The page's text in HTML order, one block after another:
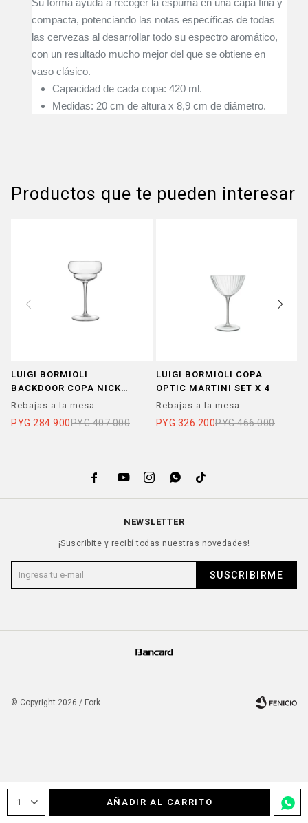
1 AÑADIR AL CARRITO
Su forma ayuda a recoger la espuma en una capa fina y
compacta, potenciando las notas específicas de todas
las cervezas al desarrollar todo su espectro aromático,
con un resultado mucho mejor del que se obtiene en
vaso clásico.
Capacidad de cada copa: 420 ml.
Medidas: 20 cm de altura x 8,9 cm de diámetro.
Productos que te pueden interesar
LUIGI BORMIOLI
BACKDOOR COPA NICK
NORA SET X 6
Rebajas a la mesa
PYG 284.900PYG 407.000
LUIGI BORMIOLI COPA
OPTIC MARTINI SET X 4
Rebajas a la mesa
PYG 326.200PYG 466.000
    
NEWSLETTER
¡Suscribite y recibí todas nuestras novedades!
SUSCRIBIRME
© Copyright 2026 / Fork
Fenicio